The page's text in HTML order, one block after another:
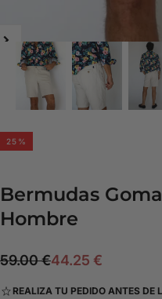
25 %
Bermudas
Hombre
44.25
Precio
59.00 €Precio
44.25 €
REALIZA TU PEDIDO ANTES